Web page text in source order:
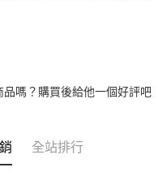
品嗎？購買後給他一個好評吧
全站排行